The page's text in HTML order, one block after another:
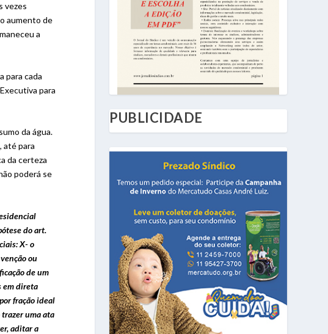
vezes
aumento de
a
para cada
para
da água.
até para
da certeza
poderá se
do art.
X- o
ou
de um
em direta
fração ideal
uma ata
aditar a
PUBLICIDADE